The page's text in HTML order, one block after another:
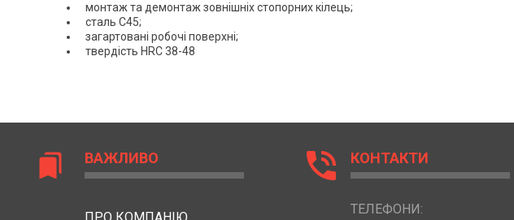
монтаж та демонтаж зовнішніх стопорних кілець;
сталь С45;
загартовані робочі поверхні;
твердість HRC 38-48
bookmarks ВАЖЛИВО phone_in_talk КОНТАКТИ
ТЕЛЕФОНИ: